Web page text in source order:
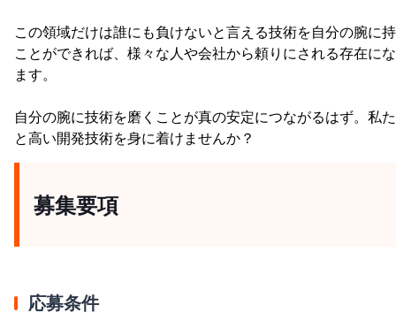
この領域だけは誰にも負けないと言える技術を自分の腕に
ことができれば、様々な人や会社から頼りにされる存在に
ます。
自分の腕に技術を磨くことが真の安定につながるはず。私
と高い開発技術を身に着けませんか？
募集要項
応募条件